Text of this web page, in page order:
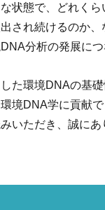
状態で、どれくら
され続けるのか
分析の発展につ
た環境DNAの基
境DNA学に貢献
いただき、誠にあ